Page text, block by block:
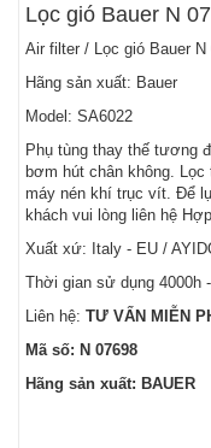
Lọc gió Bauer N
Air filter / Lọc gió Bauer N
Hãng sản xuất: Bauer
Model: SA6022
Phụ tùng thay thế tương
bơm hút chân không.
máy nén khí trục vít. Để
khách vui lòng liên hệ
Xuất xứ: Italy - EU /
Thời gian sử dụng 4000h
Liên hệ: TƯ VẤN MIỄN
Mã số: N 07698
Hãng sản xuất: BAUER